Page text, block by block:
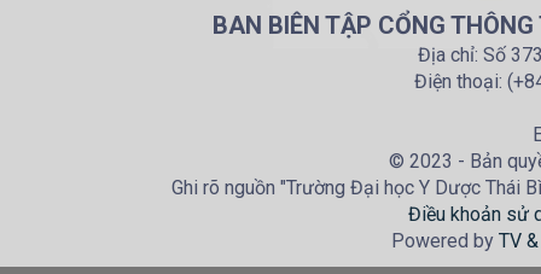
BAN BIÊN TẬP CỔNG
Địa chỉ: Số
Điện thoại:
© 2023 - Bản
Ghi rõ nguồn "Trường Đại học Y Dược Thái
Điều khoản sử
Powered by TV